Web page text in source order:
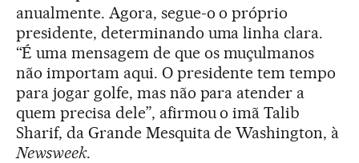
anualmente. Agora, segue-o o próprio
presidente, determinando uma linha clara.
“É uma mensagem de que os muçulmanos
não importam aqui. O presidente tem tempo
para jogar golfe, mas não para atender a
quem precisa dele”, afirmou o imã Talib
Sharif, da Grande Mesquita de Washington, à
Newsweek.